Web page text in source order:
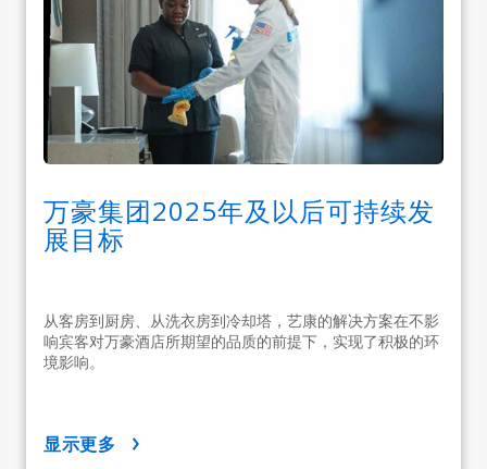
万豪集团2025年及以后可持续发
展目标
从客房到厨房、从洗衣房到冷却塔，艺康的解决方案在不影
响宾客对万豪酒店所期望的品质的前提下，实现了积极的环
境影响。
显示更多